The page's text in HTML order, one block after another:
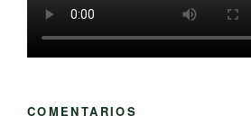
COMENTARIOS